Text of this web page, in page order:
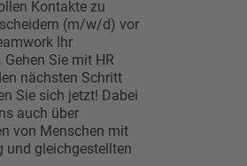
Kontakte zu
(m/w/d) vor
Ihr
Sie mit HR
nächsten Schritt
Sie sich jetzt! Dabei
auch über
von Menschen mit
und gleichgestellten